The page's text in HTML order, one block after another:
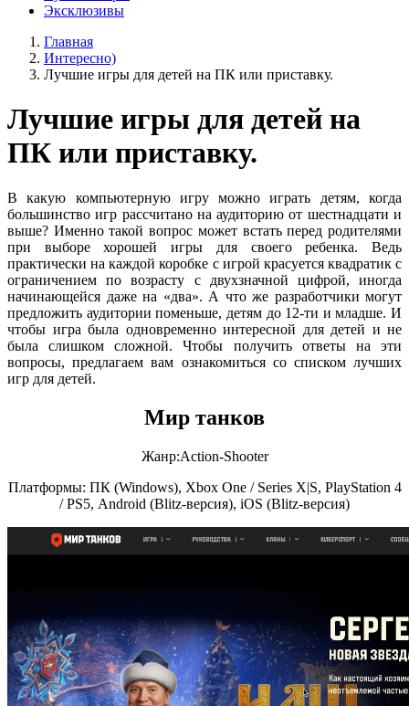
Эксклюзивы
Главная
Интересно)
Лучшие игры для детей на ПК или приставку.
Лучшие игры для детей на
ПК или приставку.
В какую компьютерную игру можно играть детям, когда
большинство игр рассчитано на аудиторию от шестнадцати и
выше? Именно такой вопрос может встать перед родителями
при выборе хорошей игры для своего ребенка. Ведь
практически на каждой коробке с игрой красуется квадратик с
ограничением по возрасту с двухзначной цифрой, иногда
начинающейся даже на «два». А что же разработчики могут
предложить аудитории поменьше, детям до 12-ти и младше. И
чтобы игра была одновременно интересной для детей и не
была слишком сложной. Чтобы получить ответы на эти
вопросы, предлагаем вам ознакомиться со списком лучших
игр для детей.
Мир танков
Жанр:Action-Shooter
Платформы: ПК (Windows), Xbox One / Series X|S, PlayStation 4
/ PS5, Android (Blitz-версия), iOS (Blitz-версия)